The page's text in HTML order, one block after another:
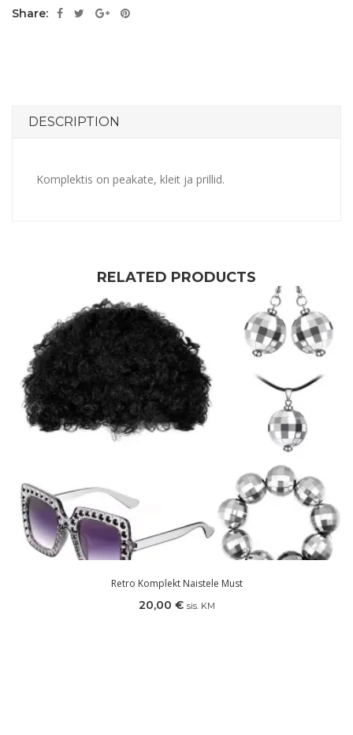
Share:
DESCRIPTION
Komplektis on peakate, kleit ja prillid.
RELATED PRODUCTS
Retro Komplekt Naistele Must
20,00 € sis. KM